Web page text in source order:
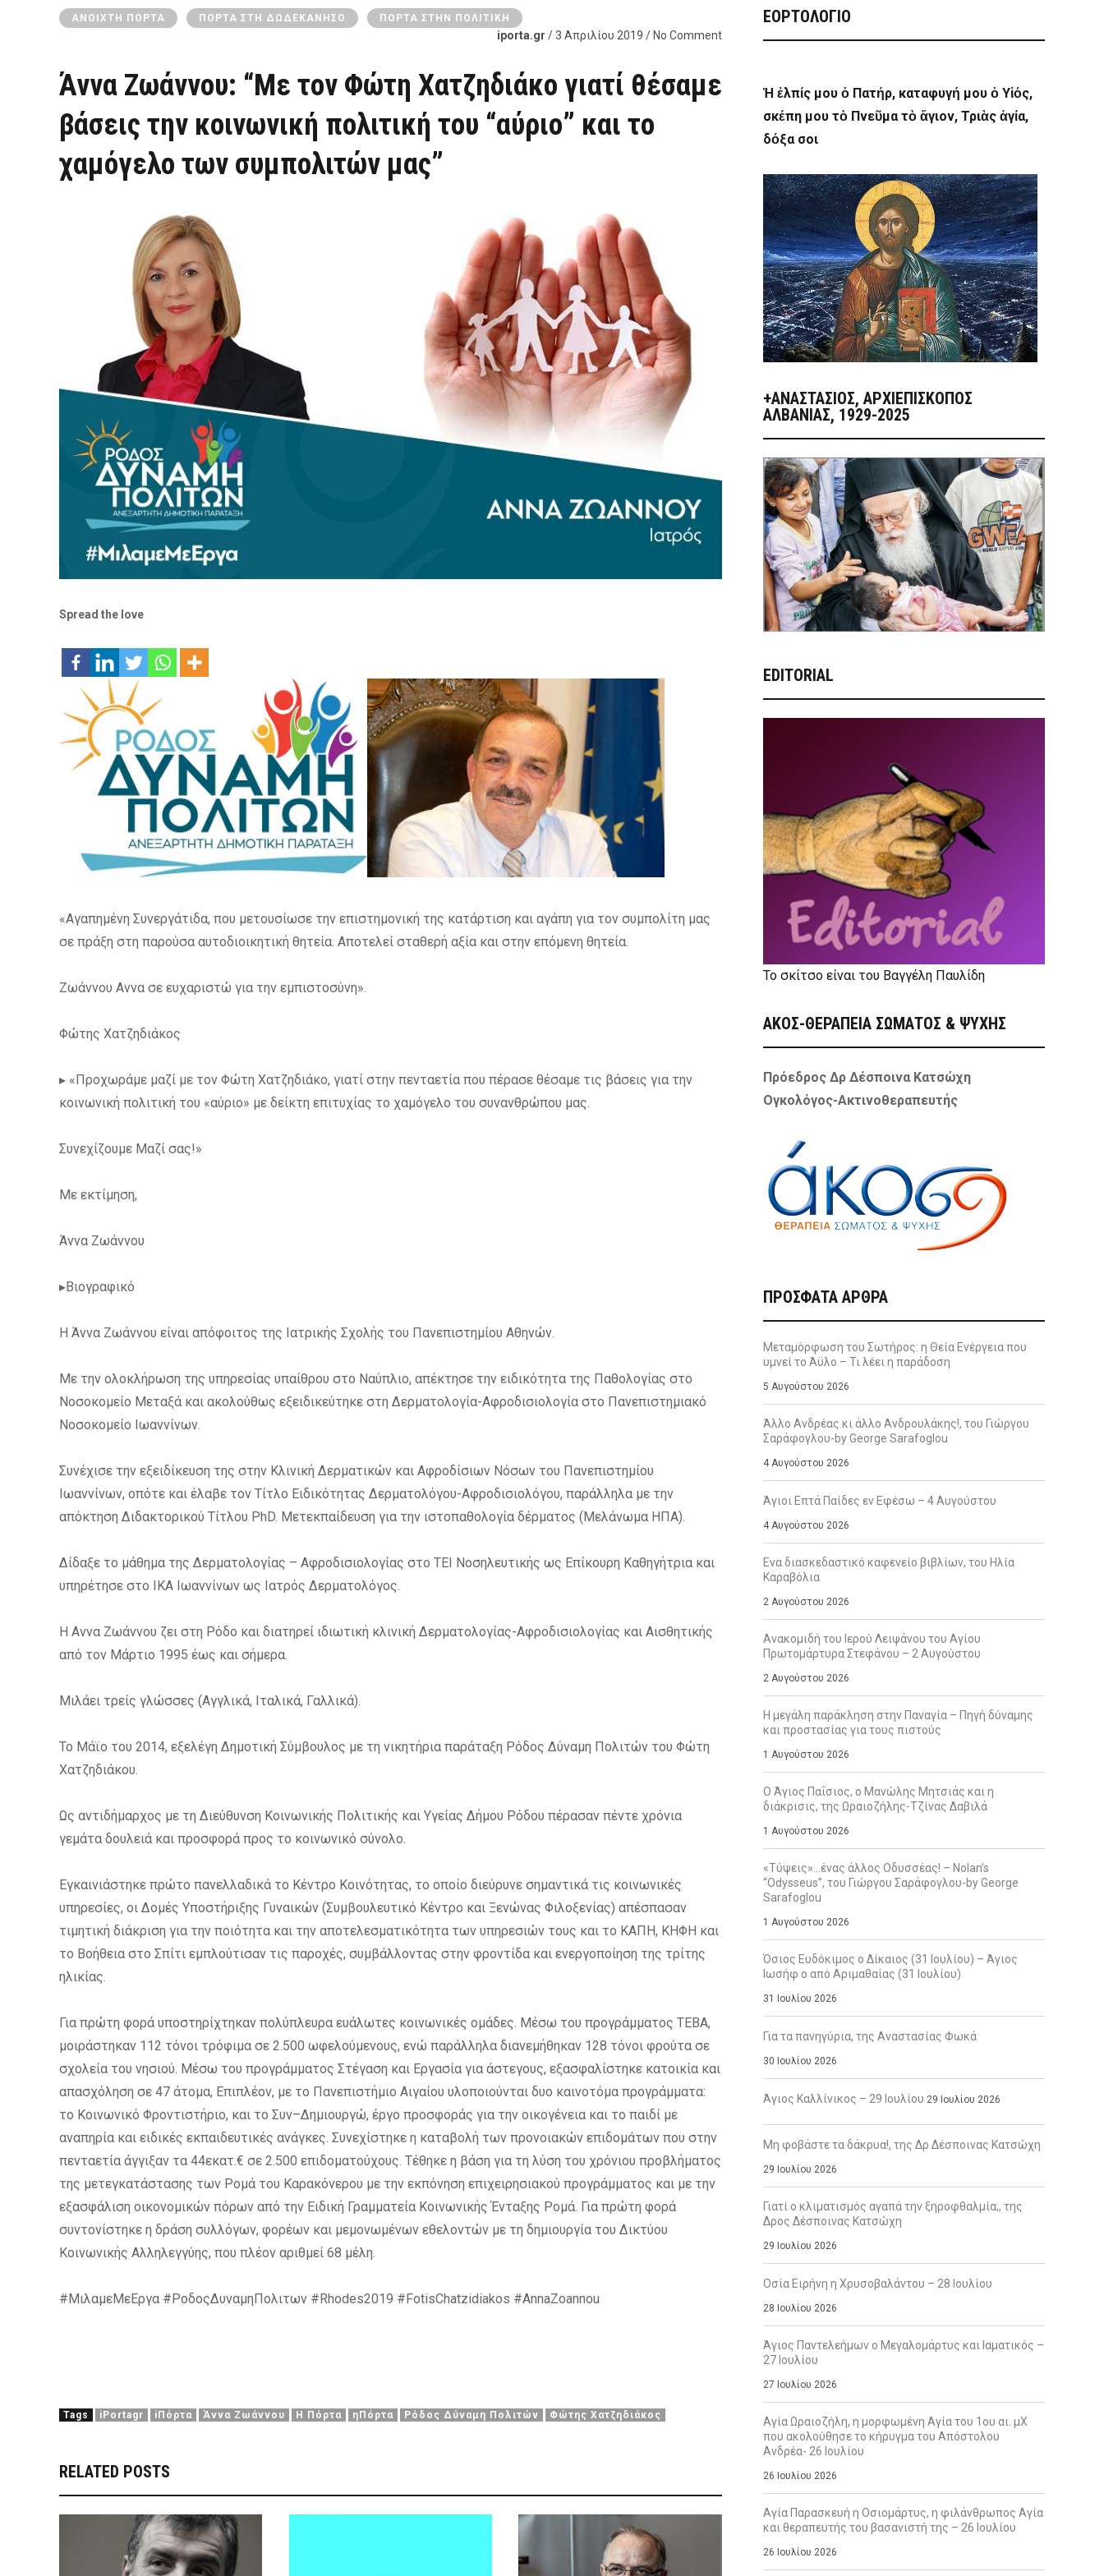
ΑΝΟΙΧΤΉ ΠΌΡΤΑ ΠΌΡΤΑ ΣΤΗ ΔΩΔΕΚΆΝΗΣΟ ΠΌΡΤΑ ΣΤΗΝ ΠΟΛΙΤΙΚΉ
iporta.gr / 3 Απριλίου 2019 / No Comment
Άννα Ζωάννου: “Με τον Φώτη Χατζηδιάκο γιατί θέσαμε
βάσεις την κοινωνική πολιτική του “αύριο” και το
χαμόγελο των συμπολιτών μας”
Spread the love
«Αγαπημένη Συνεργάτιδα, που μετουσίωσε την επιστημονική της κατάρτιση και αγάπη για τον συμπολίτη μας
σε πράξη στη παρούσα αυτοδιοικητική θητεία. Αποτελεί σταθερή αξία και στην επόμενη θητεία.
Ζωάννου Αννα σε ευχαριστώ για την εμπιστοσύνη».
Φώτης Χατζηδιάκος
▸ «Προχωράμε μαζί με τον Φώτη Χατζηδιάκο, γιατί στην πενταετία που πέρασε θέσαμε τις βάσεις για την
κοινωνική πολιτική του «αύριο» με δείκτη επιτυχίας το χαμόγελο του συνανθρώπου μας.
Συνεχίζουμε Μαζί σας!»
Με εκτίμηση,
Άννα Ζωάννου
▸Βιογραφικό
Η Άννα Ζωάννου είναι απόφοιτος της Ιατρικής Σχολής του Πανεπιστημίου Αθηνών.
Με την ολοκλήρωση της υπηρεσίας υπαίθρου στο Ναύπλιο, απέκτησε την ειδικότητα της Παθολογίας στο
Νοσοκομείο Μεταξά και ακολούθως εξειδικεύτηκε στη Δερματολογία-Αφροδισιολογία στο Πανεπιστημιακό
Νοσοκομείο Ιωαννίνων.
Συνέχισε την εξειδίκευση της στην Κλινική Δερματικών και Αφροδίσιων Νόσων του Πανεπιστημίου
Ιωαννίνων, οπότε και έλαβε τον Τίτλο Ειδικότητας Δερματολόγου-Αφροδισιολόγου, παράλληλα με την
απόκτηση Διδακτορικού Τίτλου PhD. Μετεκπαίδευση για την ιστοπαθολογία δέρματος (Μελάνωμα ΗΠΑ).
Δίδαξε το μάθημα της Δερματολογίας – Αφροδισιολογίας στο ΤΕΙ Νοσηλευτικής ως Επίκουρη Καθηγήτρια και
υπηρέτησε στο ΙΚΑ Ιωαννίνων ως Ιατρός Δερματολόγος.
Η Αννα Ζωάννου ζει στη Ρόδο και διατηρεί ιδιωτική κλινική Δερματολογίας-Αφροδισιολογίας και Αισθητικής
από τον Μάρτιο 1995 έως και σήμερα.
Μιλάει τρείς γλώσσες (Αγγλικά, Ιταλικά, Γαλλικά).
Το Μάϊο του 2014, εξελέγη Δημοτική Σύμβουλος με τη νικητήρια παράταξη Ρόδος Δύναμη Πολιτών του Φώτη
Χατζηδιάκου.
Ως αντιδήμαρχος με τη Διεύθυνση Κοινωνικής Πολιτικής και Υγείας Δήμου Ρόδου πέρασαν πέντε χρόνια
γεμάτα δουλειά και προσφορά προς το κοινωνικό σύνολο.
Εγκαινιάστηκε πρώτο πανελλαδικά το Κέντρο Κοινότητας, το οποίο διεύρυνε σημαντικά τις κοινωνικές
υπηρεσίες, οι Δομές Υποστήριξης Γυναικών (Συμβουλευτικό Κέντρο και Ξενώνας Φιλοξενίας) απέσπασαν
τιμητική διάκριση για την ποιότητα και την αποτελεσματικότητα των υπηρεσιών τους και το ΚΑΠΗ, ΚΗΦΗ και
το Βοήθεια στο Σπίτι εμπλούτισαν τις παροχές, συμβάλλοντας στην φροντίδα και ενεργοποίηση της τρίτης
ηλικίας.
Για πρώτη φορά υποστηρίχτηκαν πολύπλευρα ευάλωτες κοινωνικές ομάδες. Μέσω του προγράμματος ΤΕΒΑ,
μοιράστηκαν 112 τόνοι τρόφιμα σε 2.500 ωφελούμενους, ενώ παράλληλα διανεμήθηκαν 128 τόνοι φρούτα σε
σχολεία του νησιού. Μέσω του προγράμματος Στέγαση και Εργασία για άστεγους, εξασφαλίστηκε κατοικία και
απασχόληση σε 47 άτομα, Επιπλέον, με το Πανεπιστήμιο Αιγαίου υλοποιούνται δυο καινοτόμα προγράμματα:
το Κοινωνικό Φροντιστήριο, και το Συν–Δημιουργώ, έργο προσφοράς για την οικογένεια και το παιδί με
αναπηρία και ειδικές εκπαιδευτικές ανάγκες. Συνεχίστηκε η καταβολή των προνοιακών επιδομάτων που στην
πενταετία άγγιξαν τα 44εκατ.€ σε 2.500 επιδοματούχους. Τέθηκε η βάση για τη λύση του χρόνιου προβλήματος
της μετεγκατάστασης των Ρομά του Καρακόνερου με την εκπόνηση επιχειρησιακού προγράμματος και με την
εξασφάλιση οικονομικών πόρων από την Ειδική Γραμματεία Κοινωνικής Ένταξης Ρομά. Για πρώτη φορά
συντονίστηκε η δράση συλλόγων, φορέων και μεμονωμένων εθελοντών με τη δημιουργία του Δικτύου
Κοινωνικής Αλληλεγγύης, που πλέον αριθμεί 68 μέλη.
#ΜιλαμεΜεΕργα #ΡοδοςΔυναμηΠολιτων #Rhodes2019 #FotisChatzidiakos #AnnaZoannou
Tags iPortagr iΠόρτα Άννα Ζωάννου Η Πόρτα ηΠόρτα Ρόδος Δύναμη Πολιτών Φώτης Χατζηδιάκος
RELATED POSTS
ΕΟΡΤΟΛΟΓΙΟ
Ἡ ἐλπίς μου ὁ Πατήρ, καταφυγή μου ὁ Υἱός,
σκέπη μου τὸ Πνεῦμα τὸ ἅγιον, Τριὰς ἁγία,
δόξα σοι
+ΑΝΑΣΤΆΣΙΟΣ, ΑΡΧΙΕΠΊΣΚΟΠΟΣ
ΑΛΒΑΝΊΑΣ, 1929-2025
EDITORIAL
Το σκίτσο είναι του Βαγγέλη Παυλίδη
ΑΚΟΣ-ΘΕΡΑΠΕΙΑ ΣΩΜΑΤΟΣ & ΨΥΧΗΣ
Πρόεδρος Δρ Δέσποινα Κατσώχη
Ογκολόγος-Ακτινοθεραπευτής
ΠΡΌΣΦΑΤΑ ΆΡΘΡΑ
Μεταμόρφωση του Σωτήρος: η Θεία Ενέργεια που
υμνεί το Άϋλο – Τι λέει η παράδοση
5 Αυγούστου 2026
Άλλο Ανδρέας κι άλλο Ανδρουλάκης!, του Γιώργου
Σαράφογλου-by George Sarafoglou
4 Αυγούστου 2026
Άγιοι Επτά Παίδες εν Εφέσω – 4 Αυγούστου
4 Αυγούστου 2026
Ενα διασκεδαστικό καφενείο βιβλίων, του Ηλία
Καραβόλια
2 Αυγούστου 2026
Ανακομιδή του Ιερού Λειψάνου του Αγίου
Πρωτομάρτυρα Στεφάνου – 2 Αυγούστου
2 Αυγούστου 2026
Η μεγάλη παράκληση στην Παναγία – Πηγή δύναμης
και προστασίας για τους πιστούς
1 Αυγούστου 2026
Ο Άγιος Παΐσιος, ο Μανώλης Μητσιάς και η
διάκρισις, της Ωραιοζήλης-Τζίνας Δαβιλά
1 Αυγούστου 2026
«Τύψεις»…ένας άλλος Οδυσσέας! – Nolan’s
“Odysseus”, του Γιώργου Σαράφογλου-by George
Sarafoglou
1 Αυγούστου 2026
Όσιος Ευδόκιμος ο Δίκαιος (31 Ιουλίου) – Άγιος
Ιωσήφ ο από Αριμαθαίας (31 Ιουλίου)
31 Ιουλίου 2026
Για τα πανηγύρια, της Αναστασίας Φωκά
30 Ιουλίου 2026
Άγιος Καλλίνικος – 29 Ιουλίου 29 Ιουλίου 2026
Μη φοβάστε τα δάκρυα!, της Δρ Δέσποινας Κατσώχη
29 Ιουλίου 2026
Γιατί ο κλιματισμός αγαπά την ξηροφθαλμία;, της
Δρος Δέσποινας Κατσώχη
29 Ιουλίου 2026
Οσία Ειρήνη η Χρυσοβαλάντου – 28 Ιουλίου
28 Ιουλίου 2026
Άγιος Παντελεήμων ο Μεγαλομάρτυς και Ιαματικός –
27 Ιουλίου
27 Ιουλίου 2026
Αγία Ωραιοζήλη, η μορφωμένη Αγία του 1ου αι. μΧ
που ακολούθησε το κήρυγμα του Απόστολου
Ανδρέα- 26 Ιουλίου
26 Ιουλίου 2026
Αγία Παρασκευή η Οσιομάρτυς, η φιλάνθρωπος Αγία
και θεραπευτής του βασανιστή της – 26 Ιουλίου
26 Ιουλίου 2026